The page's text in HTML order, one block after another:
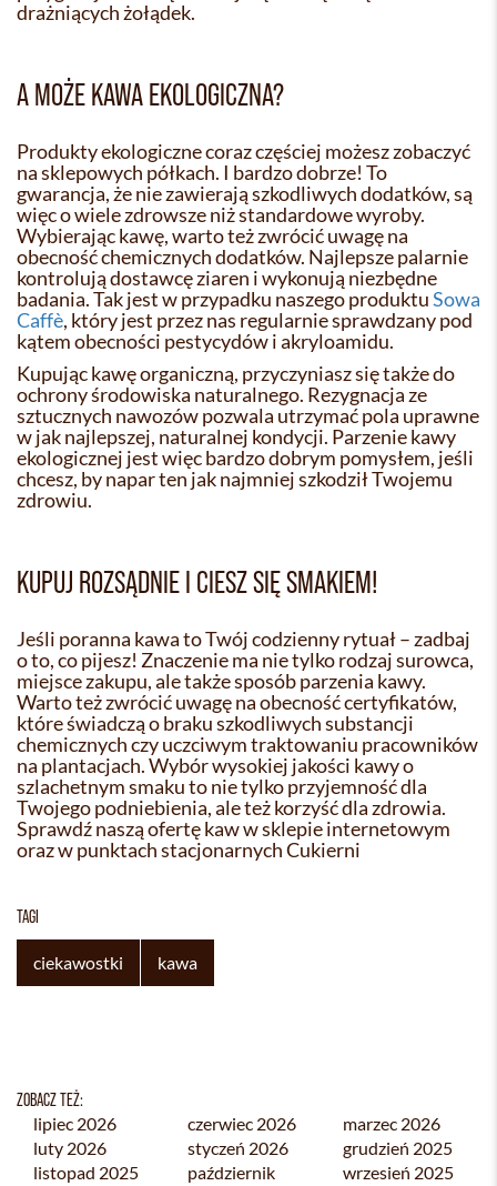
drażniących żołądek.
A MOŻE KAWA EKOLOGICZNA?
Produkty ekologiczne coraz częściej możesz zobaczyć
na sklepowych półkach. I bardzo dobrze! To
gwarancja, że nie zawierają szkodliwych dodatków, są
więc o wiele zdrowsze niż standardowe wyroby.
Wybierając kawę, warto też zwrócić uwagę na
obecność chemicznych dodatków. Najlepsze palarnie
kontrolują dostawcę ziaren i wykonują niezbędne
badania. Tak jest w przypadku naszego produktuSowa
Caffè, który jest przez nas regularnie sprawdzany pod
kątem obecności pestycydów i akryloamidu.
Kupując kawę organiczną, przyczyniasz się także do
ochrony środowiska naturalnego. Rezygnacja ze
sztucznych nawozów pozwala utrzymać pola uprawne
w jak najlepszej, naturalnej kondycji. Parzenie kawy
ekologicznej jest więc bardzo dobrym pomysłem, jeśli
chcesz, by napar ten jak najmniej szkodził Twojemu
zdrowiu.
KUPUJ ROZSĄDNIE I CIESZ SIĘ SMAKIEM!
Jeśli poranna kawa to Twój codzienny rytuał – zadbaj
o to, co pijesz! Znaczenie ma nie tylko rodzaj surowca,
miejsce zakupu, ale także sposób parzenia kawy.
Warto też zwrócić uwagę na obecność certyfikatów,
które świadczą o braku szkodliwych substancji
chemicznych czy uczciwym traktowaniu pracowników
na plantacjach. Wybór wysokiej jakości kawy o
szlachetnym smaku to nie tylko przyjemność dla
Twojego podniebienia, ale też korzyść dla zdrowia.
Sprawdź naszą ofertę kaw w sklepie internetowym
oraz w punktach stacjonarnych Cukierni
TAGI
ciekawostki kawa
ZOBACZ TEŻ:
lipiec 2026 czerwiec 2026
marzec 2026
luty 2026
styczeń 2026
grudzień 2025
listopad 2025
październik
wrzesień 2025